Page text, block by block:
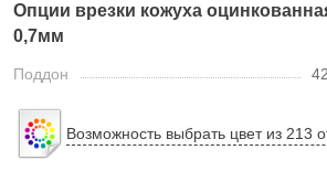
Опции врезки кожуха
0,7мм
Поддон
Возможность выбрать цвет из 213